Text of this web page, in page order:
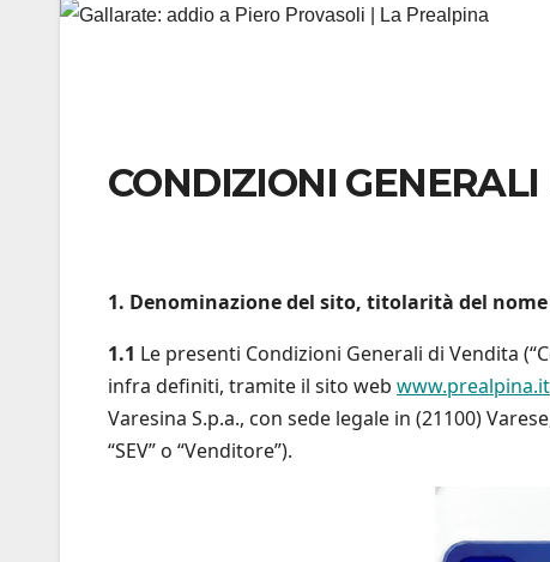
CONDIZIONI
1. Denominazione del sito, titolarità del
1.1 Le presenti Condizioni Generali di Vendita
infra definiti, tramite il sito web www.prealpina.it
Varesina S.p.a., con sede legale in (21100)
“SEV” o “Venditore”).